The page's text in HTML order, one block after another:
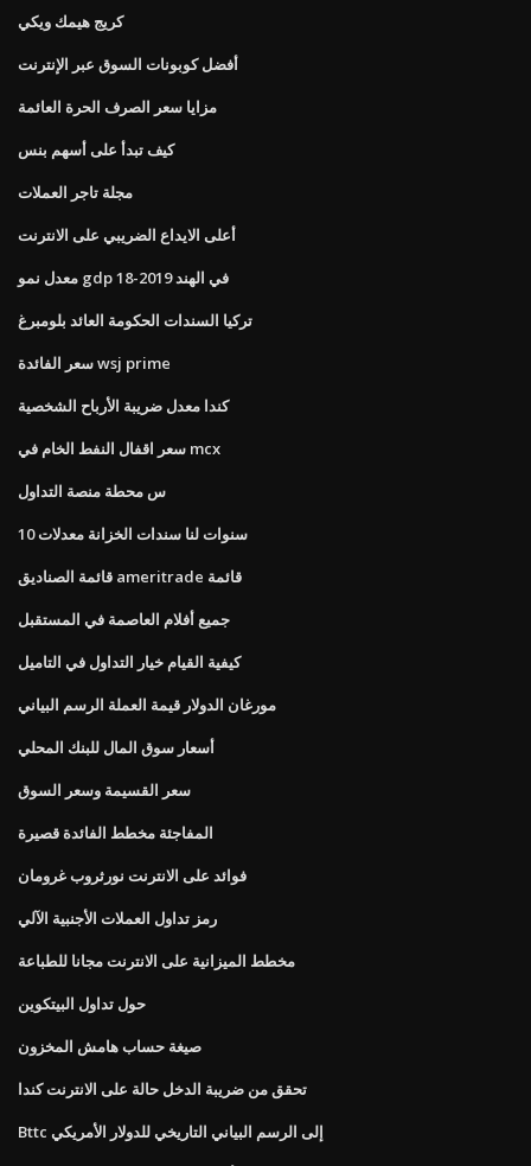
كريج هيمك ويكي
أفضل كوبونات السوق عبر الإنترنت
مزايا سعر الصرف الحرة العائمة
كيف تبدأ على أسهم بنس
مجلة تاجر العملات
أعلى الايداع الضريبي على الانترنت
معدل نمو gdp في الهند 2019-18
تركيا السندات الحكومة العائد بلومبرغ
سعر الفائدة wsj prime
كندا معدل ضريبة الأرباح الشخصية
سعر اقفال النفط الخام في mcx
س محطة منصة التداول
10 سنوات لنا سندات الخزانة معدلات
قائمة الصناديق ameritrade قائمة
جميع أفلام العاصمة في المستقبل
كيفية القيام خيار التداول في التاميل
مورغان الدولار قيمة العملة الرسم البياني
أسعار سوق المال للبنك المحلي
سعر القسيمة وسعر السوق
المفاجئة مخطط الفائدة قصيرة
فوائد على الانترنت نورثروب غرومان
رمز تداول العملات الأجنبية الآلي
مخطط الميزانية على الانترنت مجانا للطباعة
حول تداول البيتكوين
صيغة حساب هامش المخزون
تحقق من ضريبة الدخل حالة على الانترنت كندا
Bttc إلى الرسم البياني التاريخي للدولار الأمريكي